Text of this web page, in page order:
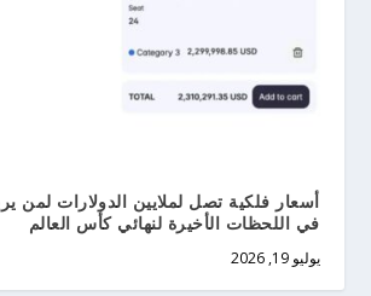
أسعار فلكية تصل لملايين الدولارات لمن
في اللحظات الأخيرة لنهائي كأس العالم
يوليو 19, 2026